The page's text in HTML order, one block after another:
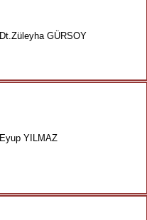
Dt.Züleyha GÜRSOY
Eyup YILMAZ